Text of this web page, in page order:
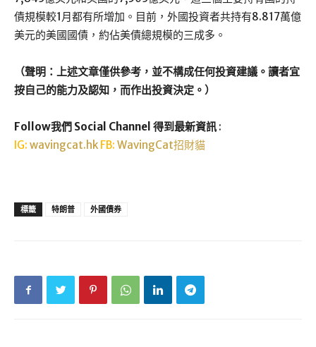
債規模較1月都有所增加。目前，外國投資者共持有8.817萬億
美元的美國國債，約佔美債總規模的三成多。
（聲明：上述文章僅供參考，並不構成任何投資建議。讀者宜
按自己的能力及認知，而作出投資決定。）
Follow我們 Social Channel 得到最新資訊 :
IG: wavingcat.hk FB: WavingCat招財貓
標籤 特朗普 外國債券